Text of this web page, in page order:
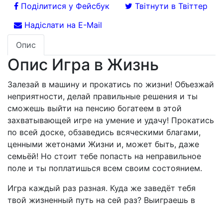
Поділитися у Фейсбук
Твітнути в Твіттер
Надіслати на E-Mail
Опис
Опис Игра в Жизнь
Залезай в машину и прокатись по жизни! Объезжай
неприятности, делай правильные решения и ты
сможешь выйти на пенсию богатеем в этой
захватывающей игре на умение и удачу! Прокатись
по всей доске, обзаведись всяческими благами,
ценными жетонами Жизни и, может быть, даже
семьёй! Но стоит тебе попасть на неправильное
поле и ты поплатишься всем своим состоянием.
Игра каждый раз разная. Куда же заведёт тебя
твой жизненный путь на сей раз? Выиграешь в